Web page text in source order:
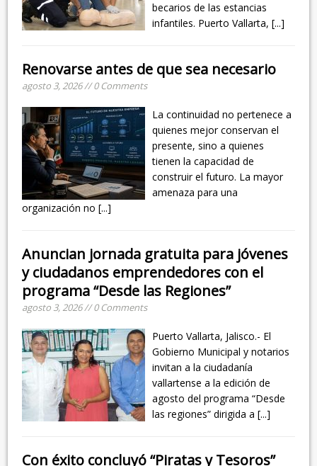
becarios de las estancias
infantiles. Puerto Vallarta,[...]
Renovarse antes de que sea necesario
agosto 3, 2026 // 0 Comments
La continuidad no pertenece a
quienes mejor conservan el
presente, sino a quienes
tienen la capacidad de
construir el futuro. La mayor
amenaza para una
organización no[...]
Anuncian jornada gratuita para jóvenes
y ciudadanos emprendedores con el
programa “Desde las Regiones”
agosto 3, 2026 // 0 Comments
Puerto Vallarta, Jalisco.- El
Gobierno Municipal y notarios
invitan a la ciudadanía
vallartense a la edición de
agosto del programa “Desde
las regiones” dirigida a[...]
Con éxito concluyó “Piratas y Tesoros”